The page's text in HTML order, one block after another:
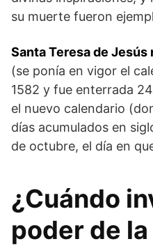
su muerte fueron
Santa Teresa de
(se ponía en vigor el
1582 y fue enterrada
el nuevo calendario
días acumulados en
de octubre, el día en
¿Cuándo
poder de